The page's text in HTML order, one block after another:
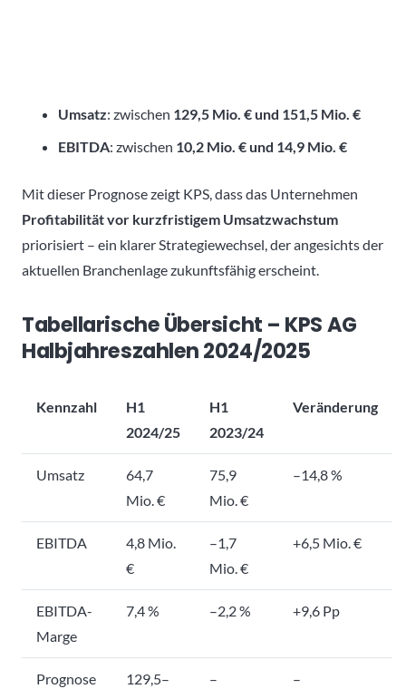
Umsatz: zwischen 129,5 Mio. € und 151,5 Mio. €
EBITDA: zwischen 10,2 Mio. € und 14,9 Mio. €
Mit dieser Prognose zeigt KPS, dass das Unternehmen
Profitabilität vor kurzfristigem Umsatzwachstum
priorisiert – ein klarer Strategiewechsel, der angesichts der
aktuellen Branchenlage zukunftsfähig erscheint.
Tabellarische Übersicht – KPS AG
Halbjahreszahlen 2024/2025
Kennzahl
H1
2024/25
H1
2023/24
Veränderung
Umsatz
64,7
Mio. €
75,9
Mio. €
–14,8 %
EBITDA
4,8 Mio.
€
–1,7
Mio. €
+6,5 Mio. €
EBITDA-
Marge
7,4 % –2,2 % +9,6 Pp
Prognose 129,5– – –